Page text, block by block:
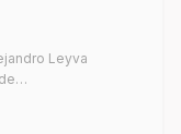
Leyva